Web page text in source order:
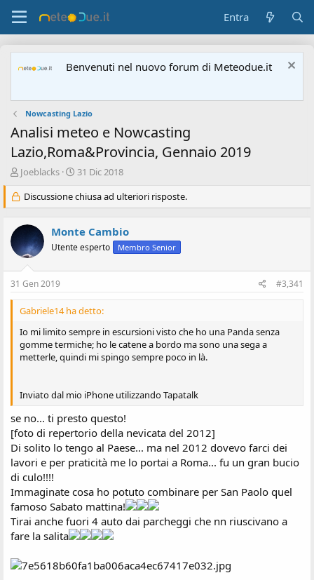
Entra
Benvenuti nel nuovo forum di Meteodue.it
Nowcasting Lazio
Analisi meteo e Nowcasting
Lazio,Roma&Provincia, Gennaio 2019
A
t
o
e
d
i
s
c
s
i
o
n
Joeblacks
D
t
a
'
i
i
o
31 Dic 2018
Discussione chiusa ad ulteriori risposte.
Monte Cambio
Utente esperto Membro Senior
31 Gen 2019 #3,341
Gabriele14 ha detto:
Io mi limito sempre in escursioni visto che ho una Panda senza
gomme termiche; ho le catene a bordo ma sono una sega a
metterle, quindi mi spingo sempre poco in là.
Inviato dal mio iPhone utilizzando Tapatalk
se no... ti presto questo!
[foto di repertorio della nevicata del 2012]
Di solito lo tengo al Paese... ma nel 2012 dovevo farci dei
lavori e per praticità me lo portai a Roma... fu un gran bucio
di culo!!!!
Immaginate cosa ho potuto combinare per San Paolo quel
famoso Sabato mattina!
Tirai anche fuori 4 auto dai parcheggi che nn riuscivano a
fare la salita